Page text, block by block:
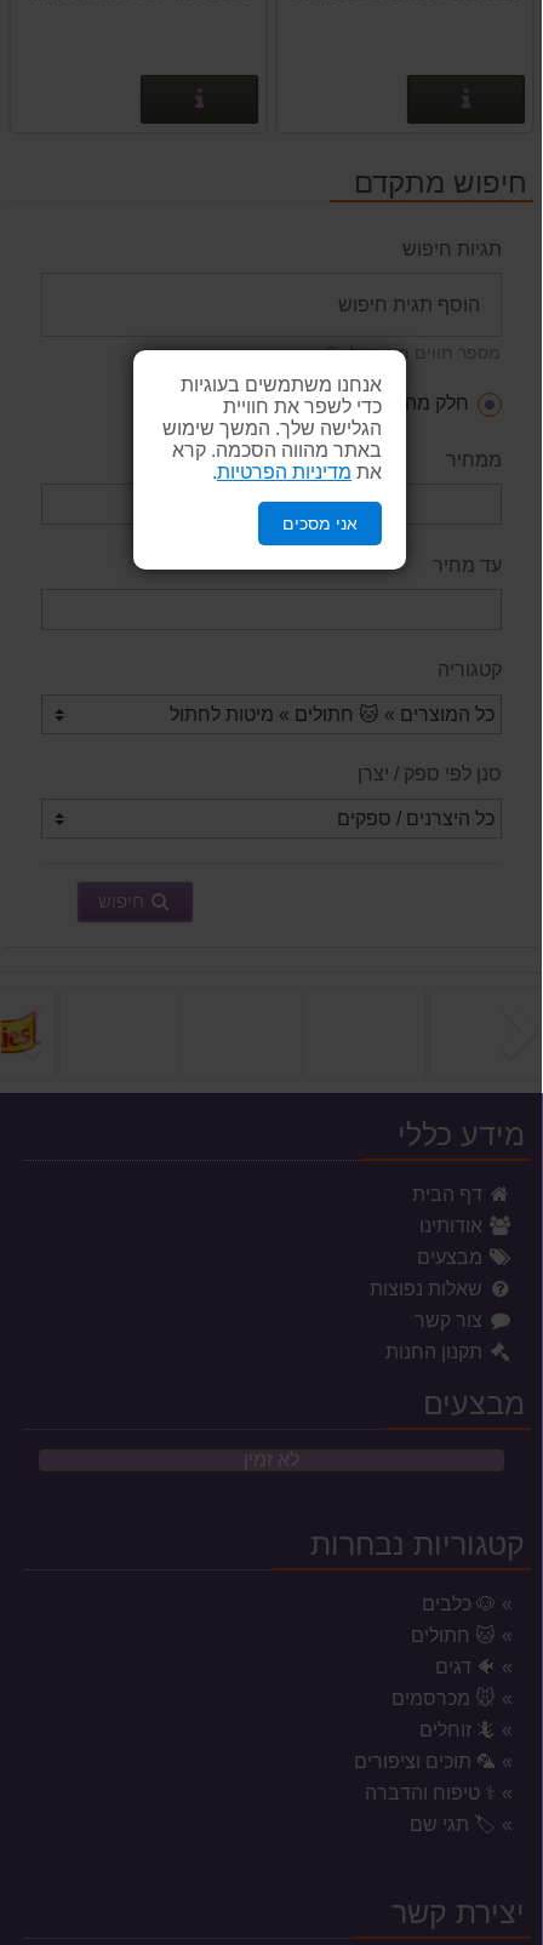
אנחנו משתמשים בעוגיות
כדי לשפר את חוויית
הגלישה שלך. המשך שימוש
באתר מהווה הסכמה. קרא
את מדיניות הפרטיות.
אני מסכים
חיפוש מתקדם
תגיות חיפוש
מספר תווים מינימאלי: 2
חלק מהמילים כל המילים
ממחיר
עד מחיר
קטגוריה
סנן לפי ספק / יצרן
חיפוש
מידע כללי
דף הבית
אודותינו
מבצעים
שאלות נפוצות
צור קשר
תקנון החנות
מבצעים
לא זמין
קטגוריות נבחרות
🐶 כלבים
🐱 חתולים
🐠 דגים
🐭 מכרסמים
🦎 זוחלים
🦜 תוכים וציפורים
⚕️ טיפוח והדברה
🏷️ תגי שם
יצירת קשר
אזורי משלוח לשקי מזון, אקווריומים